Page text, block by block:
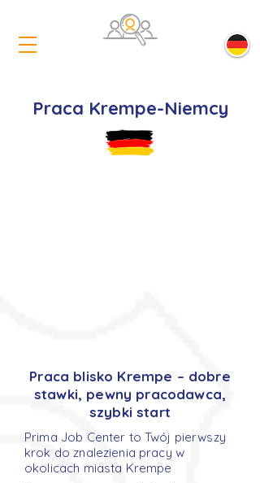
Praca Krempe-Niemcy
Praca blisko Krempe – dobre
stawki, pewny pracodawca,
szybki start
Prima Job Center to Twój pierwszy
krok do znalezienia pracy w
okolicach miasta Krempe